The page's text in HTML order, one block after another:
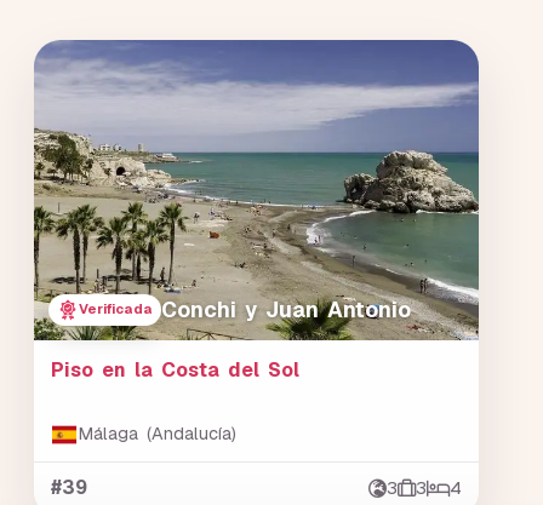
Verificada Conchi y Juan Antonio
Piso en la Costa del Sol
Málaga (Andalucía)
#39 3 3 4